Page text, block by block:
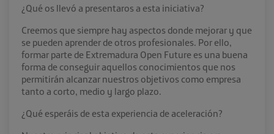
¿Qué os llevó a presentaros a esta iniciativa?
Creemos que siempre hay aspectos donde mejorar y que
se pueden aprender de otros profesionales. Por ello,
formar parte de Extremadura Open Future es una buena
forma de conseguir aquellos conocimientos que nos
permitirán alcanzar nuestros objetivos como empresa
tanto a corto, medio y largo plazo.
¿Qué esperáis de esta experiencia de aceleración?